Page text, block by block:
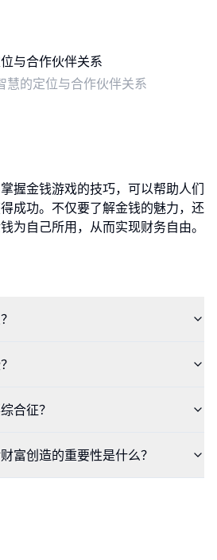
慧的定位与合作伙伴关系
握金钱游戏的技巧，可以帮助人们
成功。不仅要了解金钱的魅力，还
为自己所用，从而实现财务自由。
合征？
富创造的重要性是什么？